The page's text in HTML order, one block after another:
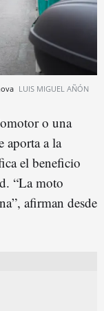
LUIS MIGUEL AÑÓN
o una
aporta a la
el beneficio
“La moto
afirman desde